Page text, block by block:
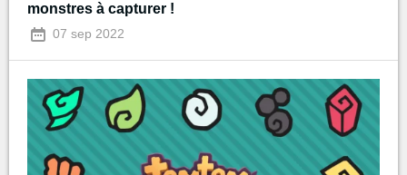
monstres à capturer !
07 sep 2022